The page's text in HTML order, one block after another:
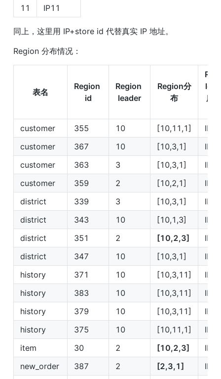
11
IP11
同上，这里用 IP+store id 代替真实 IP 地址。
Region 分布情况：
表名
Region
id
Region
leader
Region分
布
所
customer
355 10 [10,11,1]
IP10
customer
367 10 [10,3,1]
IP10
customer
363 3 [10,3,1]
IP3
customer
359 2 [10,2,1]
IP2
district
339 3 [10,3,1]
IP3
district
343 10 [10,1,3]
IP10
district
351 2 [10,2,3]
IP2
district
347 10 [10,3,1]
IP10
history
371 10 [10,3,11]
IP10
history
383 10 [10,3,11]
IP10
history
379 10 [10,3,11]
IP10
history
375 10 [10,11,1]
IP10
item
30 2 [10,2,3]
IP2
new_order
387 2 [2,3,1]
IP2